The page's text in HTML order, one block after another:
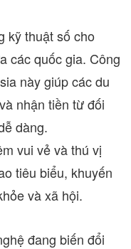
kỹ thuật số cho
các quốc gia. Công
này giúp các du
nhận tiền từ đối
dàng.
vui vẻ và thú vị
tiêu biểu, khuyến
và xã hội.
đang biến đổi